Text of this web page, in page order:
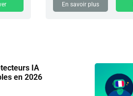
En savoir plus
IA
en 2026